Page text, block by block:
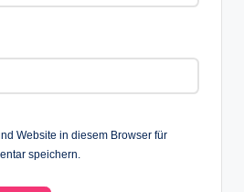
Website in diesem Browser für
speichern.